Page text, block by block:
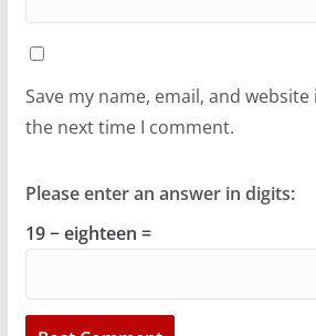
Save my name, email, and
the next time I comment.
Please enter an answer in digits:
19 − eighteen =